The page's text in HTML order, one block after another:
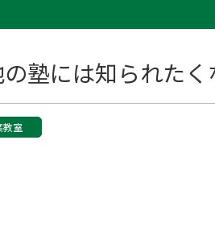
塾には知られたく
教室